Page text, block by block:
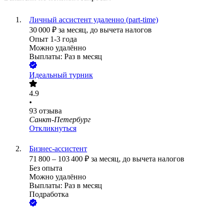
Личный ассистент удаленно (part-time)
30 000 ₽ за месяц, до вычета налогов
Опыт 1-3 года
Можно удалённо
Выплаты: Раз в месяц
Идеальный турник
4.9
•
93 отзыва
Санкт-Петербург
Откликнуться
Бизнес-ассистент
71 800 – 103 400 ₽ за месяц, до вычета налогов
Без опыта
Можно удалённо
Выплаты: Раз в месяц
Подработка